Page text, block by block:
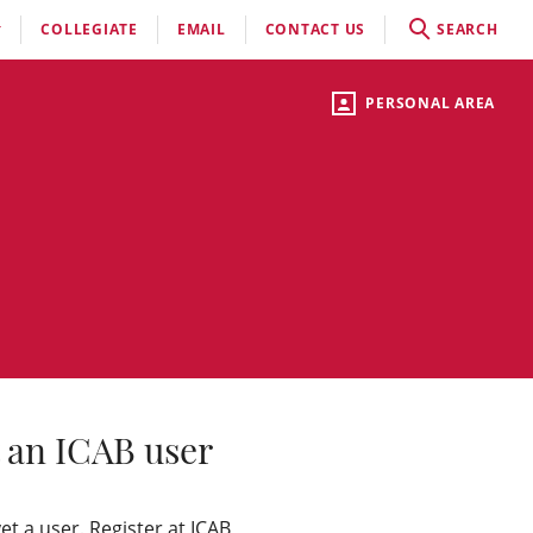
PERSONAL AREA
COLLEGIATE EMAIL CONTACT US SEARCH
ICAB user